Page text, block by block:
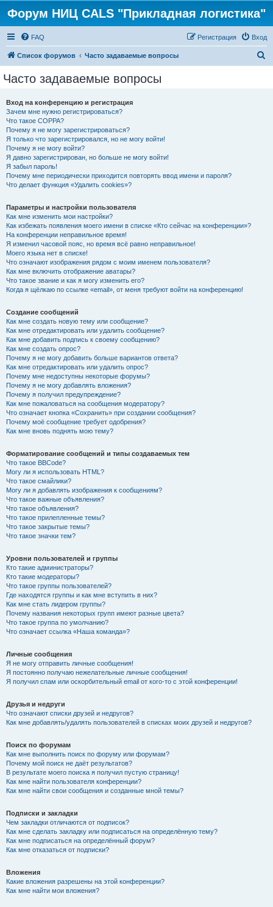
Форум НИЦ CALS "Прикладная логистика"
FAQ Вход
Регистрация
Список форумов Часто задаваемые вопросы
Часто задаваемые вопросы
Вход на конференцию и регистрация
Зачем мне нужно регистрироваться?
Что такое COPPA?
Почему я не могу зарегистрироваться?
Я только что зарегистрировался, но не могу войти!
Почему я не могу войти?
Я давно зарегистрирован, но больше не могу войти!
Я забыл пароль!
Почему мне периодически приходится повторять ввод имени и пароля?
Что делает функция «Удалить cookies»?
Параметры и настройки пользователя
Как мне изменить мои настройки?
Как избежать появления моего имени в списке «Кто сейчас на конференции»?
На конференции неправильное время!
Я изменил часовой пояс, но время всё равно неправильное!
Моего языка нет в списке!
Что означают изображения рядом с моим именем пользователя?
Как мне включить отображение аватары?
Что такое звание и как я могу изменить его?
Когда я щёлкаю по ссылке «email», от меня требуют войти на конференцию!
Создание сообщений
Как мне создать новую тему или сообщение?
Как мне отредактировать или удалить сообщение?
Как мне добавить подпись к своему сообщению?
Как мне создать опрос?
Почему я не могу добавить больше вариантов ответа?
Как мне отредактировать или удалить опрос?
Почему мне недоступны некоторые форумы?
Почему я не могу добавлять вложения?
Почему я получил предупреждение?
Как мне пожаловаться на сообщения модератору?
Что означает кнопка «Сохранить» при создании сообщения?
Почему моё сообщение требует одобрения?
Как мне вновь поднять мою тему?
Форматирование сообщений и типы создаваемых тем
Что такое BBCode?
Могу ли я использовать HTML?
Что такое смайлики?
Могу ли я добавлять изображения к сообщениям?
Что такое важные объявления?
Что такое объявления?
Что такое прилепленные темы?
Что такое закрытые темы?
Что такое значки тем?
Уровни пользователей и группы
Кто такие администраторы?
Кто такие модераторы?
Что такое группы пользователей?
Где находятся группы и как мне вступить в них?
Как мне стать лидером группы?
Почему названия некоторых групп имеют разные цвета?
Что такое группа по умолчанию?
Что означает ссылка «Наша команда»?
Личные сообщения
Я не могу отправить личные сообщения!
Я постоянно получаю нежелательные личные сообщения!
Я получил спам или оскорбительный email от кого-то с этой конференции!
Друзья и недруги
Что означают списки друзей и недругов?
Как мне добавлять/удалять пользователей в списках моих друзей и недругов?
Поиск по форумам
Как мне выполнить поиск по форуму или форумам?
Почему мой поиск не даёт результатов?
В результате моего поиска я получил пустую страницу!
Как мне найти пользователя конференции?
Как мне найти свои сообщения и созданные мной темы?
Подписки и закладки
Чем закладки отличаются от подписок?
Как мне сделать закладку или подписаться на определённую тему?
Как мне подписаться на определённый форум?
Как мне отказаться от подписки?
Вложения
Какие вложения разрешены на этой конференции?
Как мне найти мои вложения?